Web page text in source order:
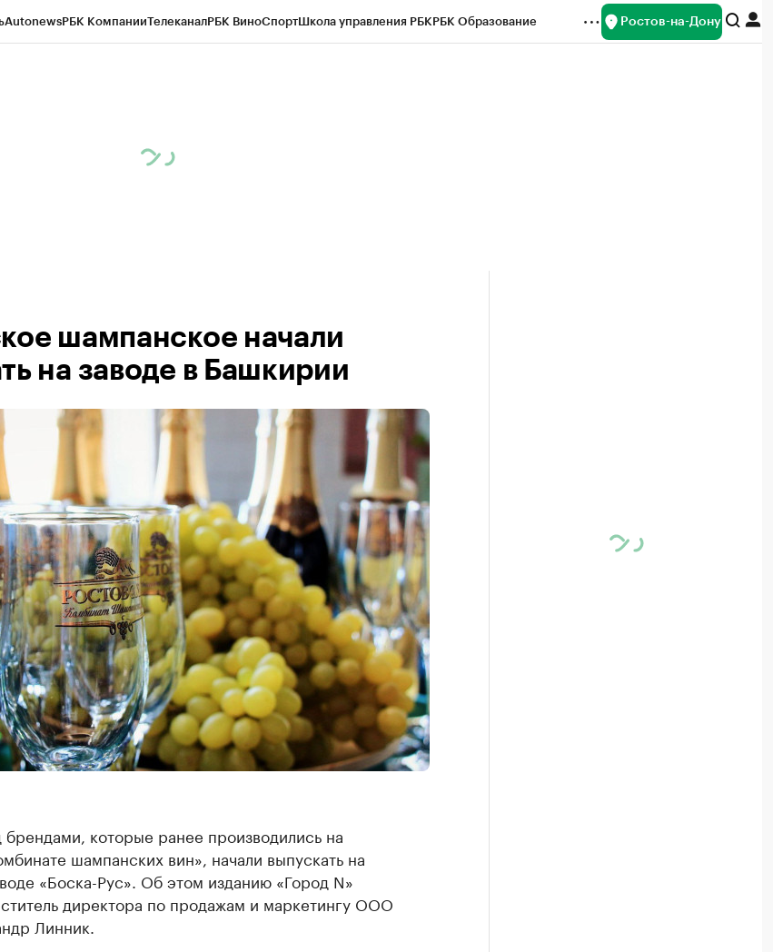
AutonewsРБК КомпанииТелеканалРБК ВиноСпортШкола управления РБКРБК Образование Ростов-на-Дону
шампанское начали
на заводе в Башкирии
которые ранее производились на
шампанских вин», начали выпускать на
«Боска-Рус». Об этом изданию «Город N»
директора по продажам и маркетингу ООО
Линник.